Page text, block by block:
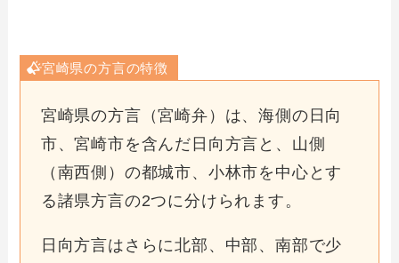
宮崎県の方言の特徴
宮崎県の方言（宮崎弁）は、海側の日向
市、宮崎市を含んだ日向方言と、山側
（南西側）の都城市、小林市を中心とす
る諸県方言の2つに分けられます。
日向方言はさらに北部、中部、南部で少